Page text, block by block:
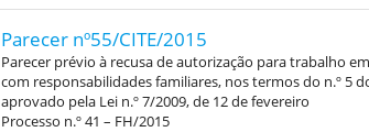
Parecer nº55/CITE/2015
Parecer prévio à recusa de autorização para trabalho
com responsabilidades familiares, nos termos do n.º 5
aprovado pela Lei n.º 7/2009, de 12 de fevereiro
Processo n.º 41 – FH/2015